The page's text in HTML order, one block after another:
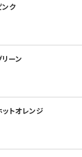
ンク
ーン
ットオレンジ